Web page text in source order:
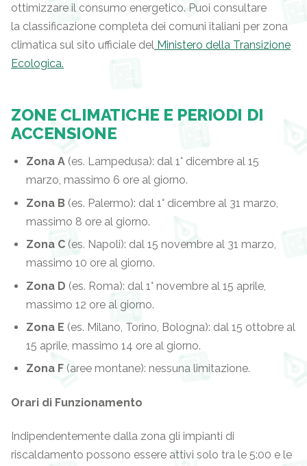
ottimizzare il consumo energetico. Puoi consultare
la classificazione completa dei comuni italiani per zona
climatica sul sito ufficiale del Ministero della Transizione
Ecologica.
ZONE CLIMATICHE E PERIODI DI
ACCENSIONE
Zona A (es. Lampedusa): dal 1° dicembre al 15
marzo, massimo 6 ore al giorno.
Zona B (es. Palermo): dal 1° dicembre al 31 marzo,
massimo 8 ore al giorno.
Zona C (es. Napoli): dal 15 novembre al 31 marzo,
massimo 10 ore al giorno.
Zona D (es. Roma): dal 1° novembre al 15 aprile,
massimo 12 ore al giorno.
Zona E (es. Milano, Torino, Bologna): dal 15 ottobre al
15 aprile, massimo 14 ore al giorno.
Zona F (aree montane): nessuna limitazione.
Orari di Funzionamento
Indipendentemente dalla zona gli impianti di
riscaldamento possono essere attivi solo tra le 5:00 e le